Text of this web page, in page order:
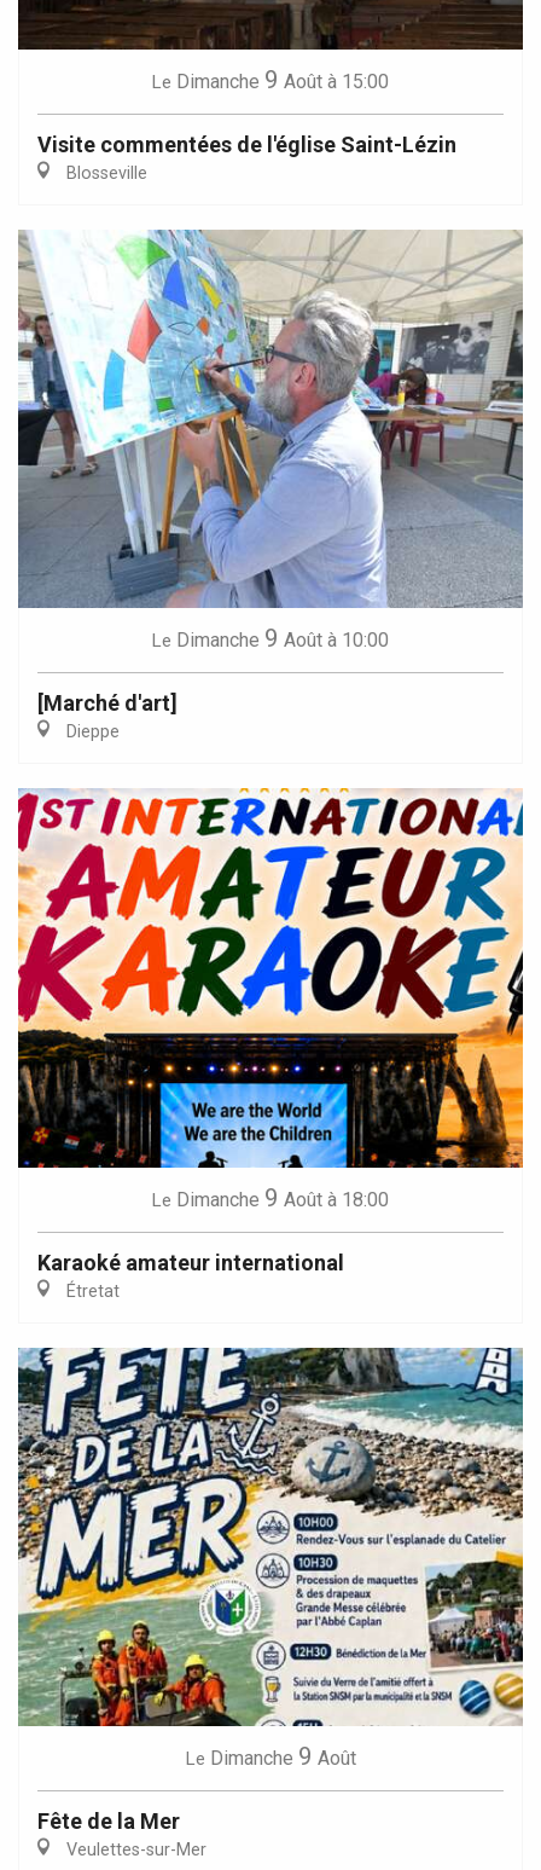
Le Dimanche 9 Août à 15:00
Visite commentées de l'église Saint-Lézin
Blosseville
Le Dimanche 9 Août à 10:00
[Marché d'art]
Dieppe
Le Dimanche 9 Août à 18:00
Karaoké amateur international
Étretat
Le Dimanche 9 Août
Fête de la Mer
Veulettes-sur-Mer